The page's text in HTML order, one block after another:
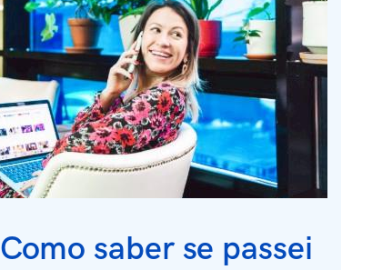
Como saber se passei